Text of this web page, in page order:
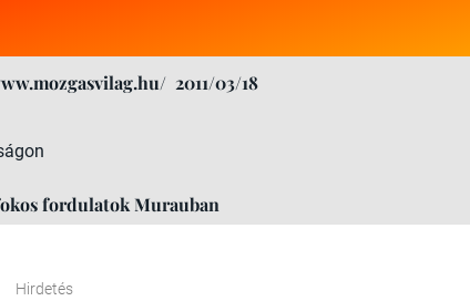
2011/03/18
fordulatok Murauban
Hirdetés